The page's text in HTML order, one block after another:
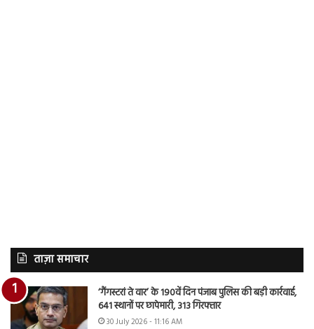
ताज़ा समाचार
‘गैंगस्टरां ते वार’ के 190वें दिन पंजाब पुलिस की बड़ी कार्रवाई,
641 स्थानों पर छापेमारी, 313 गिरफ्तार
30 July 2026 - 11:16 AM